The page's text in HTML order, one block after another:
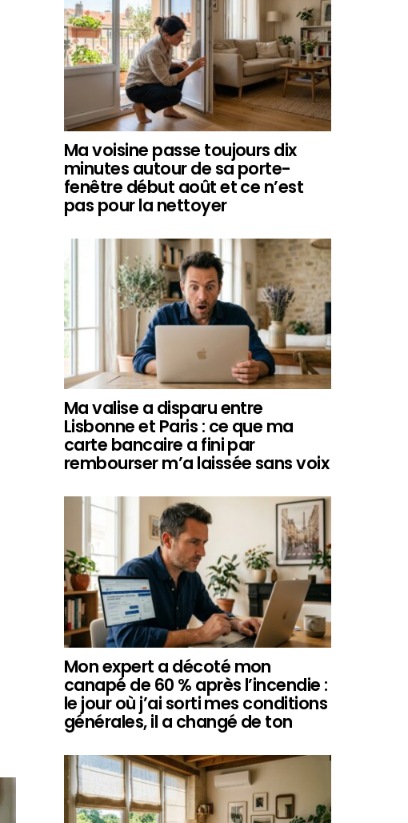
Ma voisine passe toujours dix
minutes autour de sa porte-
fenêtre début août et ce n’est
pas pour la nettoyer
Ma valise a disparu entre
Lisbonne et Paris : ce que ma
carte bancaire a fini par
rembourser m’a laissée sans voix
Mon expert a décoté mon
canapé de 60 % après l’incendie :
le jour où j’ai sorti mes conditions
générales, il a changé de ton